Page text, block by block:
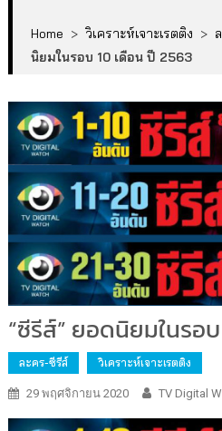
Home > วิเคราะห์เจาะเรตติง >
นิยมในรอบ 10 เดือน ปี 2563
“ซีรีส์” ยอดนิยมในรอ
ละคร-ซีรีส์ วิเคราะห์เจาะเรตติง
29 พฤศจิกายน 2020 TV Digital